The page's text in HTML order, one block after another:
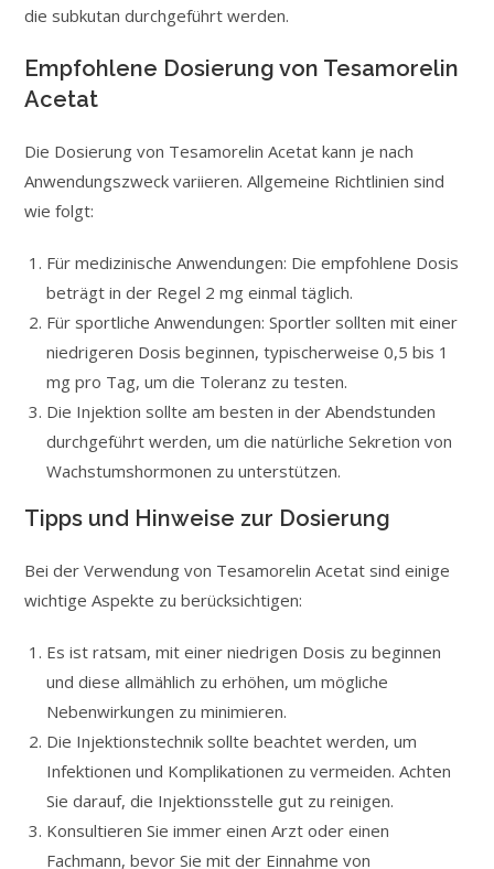
die subkutan durchgeführt werden.
Empfohlene Dosierung von Tesamorelin
Acetat
Die Dosierung von Tesamorelin Acetat kann je nach
Anwendungszweck variieren. Allgemeine Richtlinien sind
wie folgt:
Für medizinische Anwendungen: Die empfohlene Dosis
beträgt in der Regel 2 mg einmal täglich.
Für sportliche Anwendungen: Sportler sollten mit einer
niedrigeren Dosis beginnen, typischerweise 0,5 bis 1
mg pro Tag, um die Toleranz zu testen.
Die Injektion sollte am besten in der Abendstunden
durchgeführt werden, um die natürliche Sekretion von
Wachstumshormonen zu unterstützen.
Tipps und Hinweise zur Dosierung
Bei der Verwendung von Tesamorelin Acetat sind einige
wichtige Aspekte zu berücksichtigen:
Es ist ratsam, mit einer niedrigen Dosis zu beginnen
und diese allmählich zu erhöhen, um mögliche
Nebenwirkungen zu minimieren.
Die Injektionstechnik sollte beachtet werden, um
Infektionen und Komplikationen zu vermeiden. Achten
Sie darauf, die Injektionsstelle gut zu reinigen.
Konsultieren Sie immer einen Arzt oder einen
Fachmann, bevor Sie mit der Einnahme von